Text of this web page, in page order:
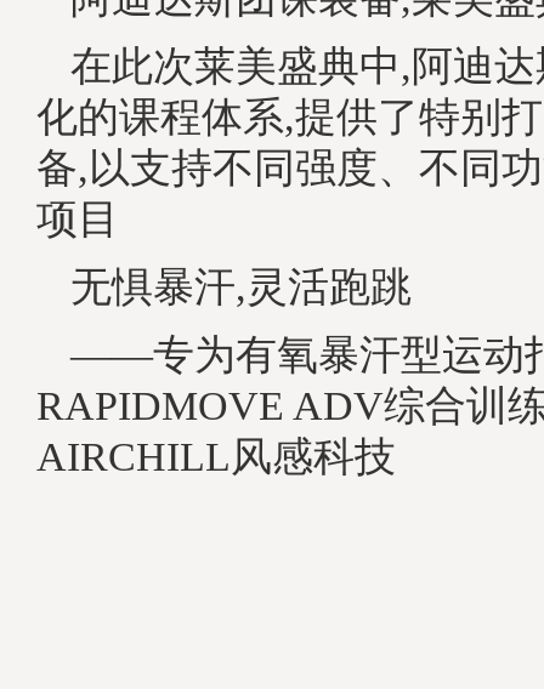
在此次莱美盛典中,阿迪
化的课程体系,提供了特别
备,以支持不同强度、不同
项目
无惧暴汗,灵活跑跳
——专为有氧暴汗型运动
RAPIDMOVE ADV综合训
AIRCHILL风感科技